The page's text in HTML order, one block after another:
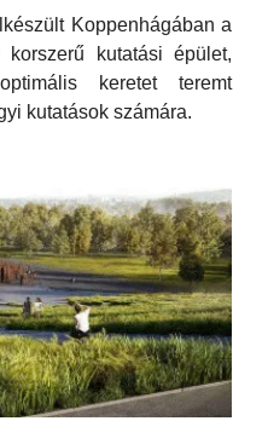
Koppenhágában a
kutatási épület,
keretet teremt
kutatások számára.